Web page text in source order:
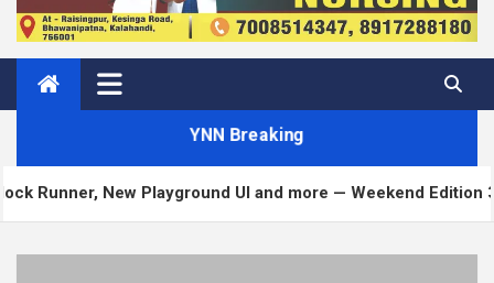
YNN Breaking
New Playground UI and more — Weekend Edition 372